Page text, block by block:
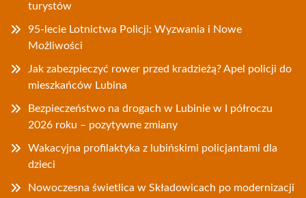
turystów
95-lecie Lotnictwa Policji: Wyzwania i Nowe
Możliwości
Jak zabezpieczyć rower przed kradzieżą? Apel policji do
mieszkańców Lubina
Bezpieczeństwo na drogach w Lubinie w I półroczu
2026 roku – pozytywne zmiany
Wakacyjna profilaktyka z lubińskimi policjantami dla
dzieci
Nowoczesna świetlica w Składowicach po modernizacji